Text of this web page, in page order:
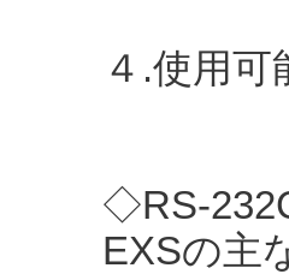
４.使用
◇RS-
EXSの主